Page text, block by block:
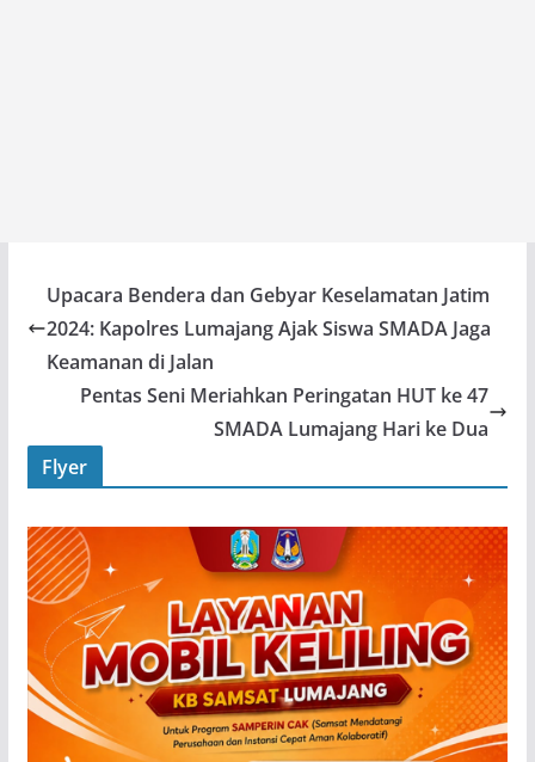
Upacara Bendera dan Gebyar Keselamatan Jatim
2024: Kapolres Lumajang Ajak Siswa SMADA Jaga
Keamanan di Jalan
Pentas Seni Meriahkan Peringatan HUT ke 47
SMADA Lumajang Hari ke Dua
Flyer